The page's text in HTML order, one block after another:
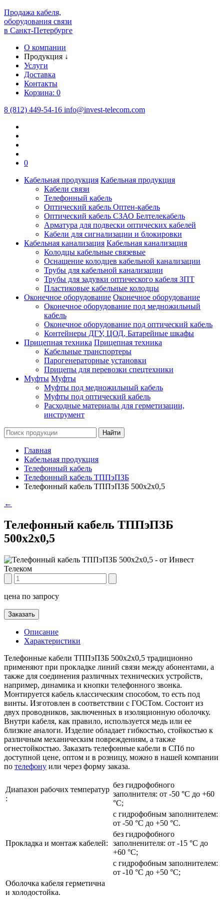
Продажа кабеля,
оборудования связи
в Санкт-Петербурге
О компании
Продукция ↓
Услуги
Доставка
Контакты
Корзина: 0
8 (812) 449-54-16 info@invest-telecom.com
0
Кабельная продукция Кабельная продукция
Кабели связи
Телефонный кабель
Оптический кабель Оптен-кабель
Оптический кабель СЗАО Белтелекабель
Арматура для подвески оптических кабелей
Кабели для сигнализации и блокировки
Кабельная канализация Кабельная канализация
Колодцы кабельные связевые
Оснащение колодцев кабельной канализации
Трубы для кабельной канализации
Трубы для задувки оптического кабеля ЗПТ
Пластиковые кабельные колодцы
Оконечное оборудование Оконечное оборудование
Оконечное оборудование под медножильный
кабель
Оконечное оборудование под оптический кабель
Контейнеры ДГУ, ЦОД, Батарейные шкафы
Прицепная техника Прицепная техника
Кабельные транспортеры
Парогенераторные установки
Прицепы для перевозки спецтехники
Муфты Муфты
Муфты под медножильный кабель
Муфты под оптический кабель
Расходные материалы для герметизации,
инструмент
Главная
Кабельная продукция
Телефонный кабель
Телефонный кабель ТППэПЗБ
Телефонный кабель ТППэПЗБ 500х2х0,5
←
Телефонный кабель ТППэПЗБ
500х2х0,5
цена по запросу
Заказать
Описание
Характеристики
Телефонные кабели ТППэПЗБ 500х2х0,5 традиционно
применяют при прокладке линий связи между абонентами, а
также для соединения различных технических устройств,
например, динамика и кнопки телефонного звонка.
Монтируется кабель классическим способом, то есть под
винты. Изготовлен в соответствии с ГОСТом. Состоит из
двух проводников, заключенных в изоляционную оболочку.
Внутри кабеля, как правило, используется медь или ее
близкие аналоги. Изделие обладает гибкостью, стойкостью к
различным механическим повреждениям, а также
огнестойкостью. Заказать телефонные кабели в СПб по
доступной цене, оптом и в розницу, можно в нашей компании
по телефону или через форму заказа.
Диапазон рабочих температур
:
без гидрофобного
заполнителя: от -50 °С до +60
°С;
с гидрофобным заполнителем:
от -50 °С до +50 °С.
Прокладка и монтаж кабелей:
без гидрофобного
заполненителя: от -15 °С до
+60 °С;
с гидрофобным заполнителем:
от -10 °С до +50 °С;
Оболочка кабеля герметична
и холодостойка.